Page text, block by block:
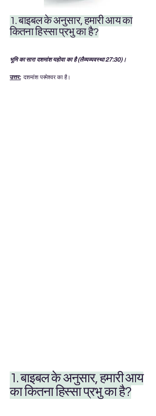
1. बाइबल के अनुसार, हमारी आय का
कितना हिस्सा प्रभु का है?
भूमि का सारा दशमांश यहोवा का है (लैव्यव्यवस्था 27:30)।
उत्तर:दशमांश परमेश्वर का है।
1. बाइबल के अनुसार, हमारी आय
का कितना हिस्सा प्रभु का है?